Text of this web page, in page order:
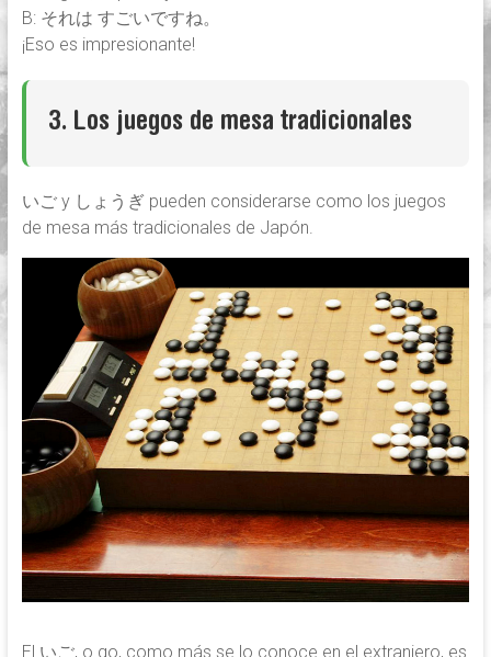
B: それは すごいですね。
¡Eso es impresionante!
3. Los juegos de mesa tradicionales
いご y しょうぎ pueden considerarse como los juegos
de mesa más tradicionales de Japón.
El いご, o go, como más se lo conoce en el extranjero, es